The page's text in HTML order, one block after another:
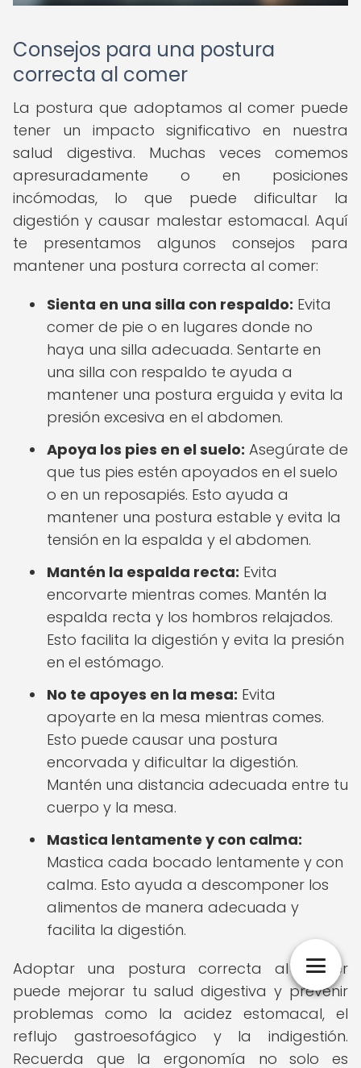
Consejos para una postura
correcta al comer
La postura que adoptamos al comer puede
tener un impacto significativo en nuestra
salud digestiva. Muchas veces comemos
apresuradamente o en posiciones
incómodas, lo que puede dificultar la
digestión y causar malestar estomacal. Aquí
te presentamos algunos consejos para
mantener una postura correcta al comer:
Sienta en una silla con respaldo: Evita
comer de pie o en lugares donde no
haya una silla adecuada. Sentarte en
una silla con respaldo te ayuda a
mantener una postura erguida y evita la
presión excesiva en el abdomen.
Apoya los pies en el suelo: Asegúrate de
que tus pies estén apoyados en el suelo
o en un reposapiés. Esto ayuda a
mantener una postura estable y evita la
tensión en la espalda y el abdomen.
Mantén la espalda recta: Evita
encorvarte mientras comes. Mantén la
espalda recta y los hombros relajados.
Esto facilita la digestión y evita la presión
en el estómago.
No te apoyes en la mesa: Evita
apoyarte en la mesa mientras comes.
Esto puede causar una postura
encorvada y dificultar la digestión.
Mantén una distancia adecuada entre tu
cuerpo y la mesa.
Mastica lentamente y con calma:
Mastica cada bocado lentamente y con
calma. Esto ayuda a descomponer los
alimentos de manera adecuada y
facilita la digestión.
Adoptar una postura correcta al comer
puede mejorar tu salud digestiva y prevenir
problemas como la acidez estomacal, el
reflujo gastroesofágico y la indigestión.
Recuerda que la ergonomía no solo es